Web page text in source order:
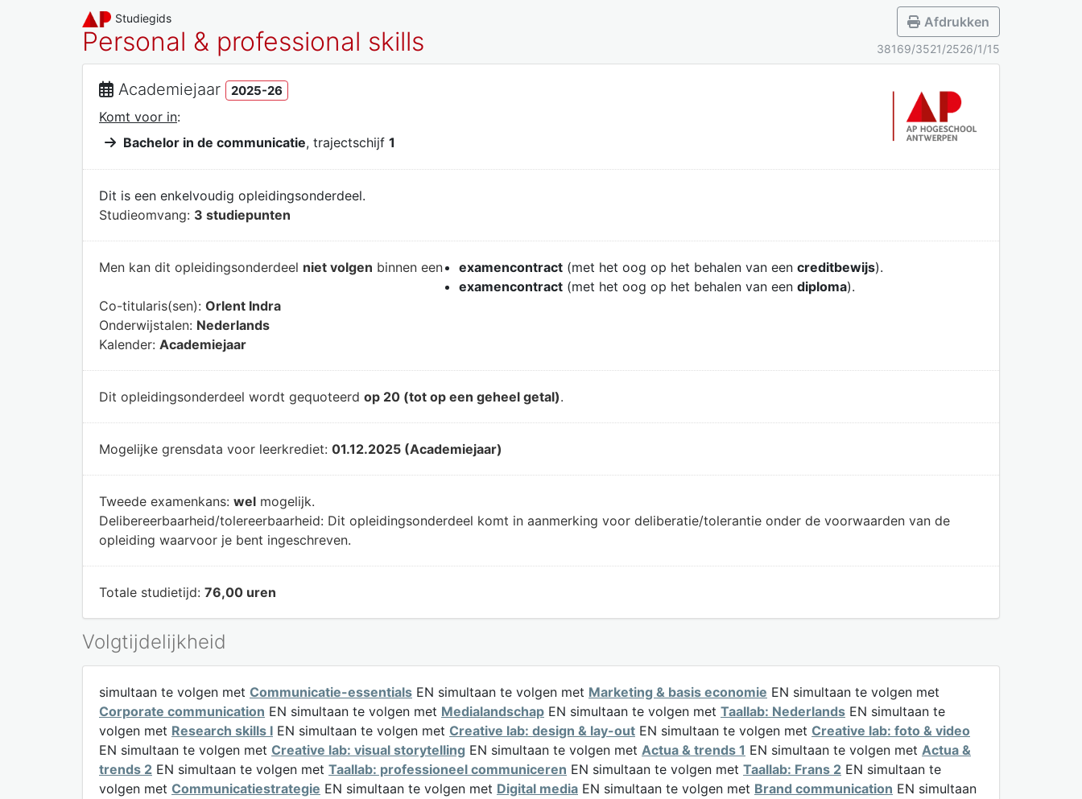
Studiegids
Personal & professional skills
Afdrukken
38169/3521/2526/1/15
Academiejaar 2025-26
Komt voor in:
Bachelor in de communicatie, trajectschijf 1
Dit is een enkelvoudig opleidingsonderdeel.
Studieomvang: 3 studiepunten
Men kan dit opleidingsonderdeel niet volgen binnen een examencontract (met het oog op het behalen van een creditbewijs).
examencontract (met het oog op het behalen van een diploma).
Co-titularis(sen): Orlent Indra
Onderwijstalen: Nederlands
Kalender: Academiejaar
Dit opleidingsonderdeel wordt gequoteerd op 20 (tot op een geheel getal).
Mogelijke grensdata voor leerkrediet: 01.12.2025 (Academiejaar)
Tweede examenkans: wel mogelijk.
Delibereerbaarheid/tolereerbaarheid: Dit opleidingsonderdeel komt in aanmerking voor deliberatie/tolerantie onder de voorwaarden van de
opleiding waarvoor je bent ingeschreven.
Totale studietijd: 76,00 uren
Volgtijdelijkheid
simultaan te volgen met Communicatie-essentials EN simultaan te volgen met Marketing & basis economie EN simultaan te volgen met
Corporate communication EN simultaan te volgen met Medialandschap EN simultaan te volgen met Taallab: Nederlands EN simultaan te
volgen met Research skills I EN simultaan te volgen met Creative lab: design & lay-out EN simultaan te volgen met Creative lab: foto & video
EN simultaan te volgen met Creative lab: visual storytelling EN simultaan te volgen met Actua & trends 1 EN simultaan te volgen met Actua &
trends 2 EN simultaan te volgen met Taallab: professioneel communiceren EN simultaan te volgen met Taallab: Frans 2 EN simultaan te
volgen met Communicatiestrategie EN simultaan te volgen met Digital media EN simultaan te volgen met Brand communication EN simultaan